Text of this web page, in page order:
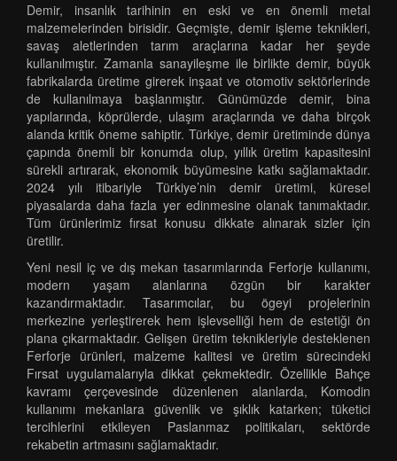
Demir, insanlık tarihinin en eski ve en önemli metal
malzemelerinden birisidir. Geçmişte, demir işleme teknikleri,
savaş aletlerinden tarım araçlarına kadar her şeyde
kullanılmıştır. Zamanla sanayileşme ile birlikte demir, büyük
fabrikalarda üretime girerek inşaat ve otomotiv sektörlerinde
de kullanılmaya başlanmıştır. Günümüzde demir, bina
yapılarında, köprülerde, ulaşım araçlarında ve daha birçok
alanda kritik öneme sahiptir. Türkiye, demir üretiminde dünya
çapında önemli bir konumda olup, yıllık üretim kapasitesini
sürekli artırarak, ekonomik büyümesine katkı sağlamaktadır.
2024 yılı itibariyle Türkiye’nin demir üretimi, küresel
piyasalarda daha fazla yer edinmesine olanak tanımaktadır.
Tüm ürünlerimiz fırsat konusu dikkate alınarak sizler için
üretilir.
Yeni nesil iç ve dış mekan tasarımlarında Ferforje kullanımı,
modern yaşam alanlarına özgün bir karakter
kazandırmaktadır. Tasarımcılar, bu ögeyi projelerinin
merkezine yerleştirerek hem işlevselliği hem de estetiği ön
plana çıkarmaktadır. Gelişen üretim teknikleriyle desteklenen
Ferforje ürünleri, malzeme kalitesi ve üretim sürecindeki
Fırsat uygulamalarıyla dikkat çekmektedir. Özellikle Bahçe
kavramı çerçevesinde düzenlenen alanlarda, Komodin
kullanımı mekanlara güvenlik ve şıklık katarken; tüketici
tercihlerini etkileyen Paslanmaz politikaları, sektörde
rekabetin artmasını sağlamaktadır.